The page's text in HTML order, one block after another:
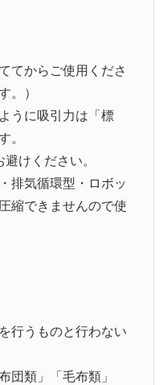
てからご使用くださ
。）
うに吸引力は「標
。
けください。
排気循環型・ロボッ
縮できませんので使
行うものと行わない
団類」「毛布類」